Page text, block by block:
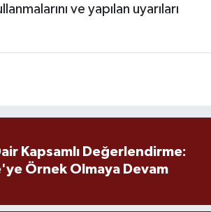
ve yapılan uyarıları
Kapsamlı Değerlendirme:
Örnek Olmaya Devam